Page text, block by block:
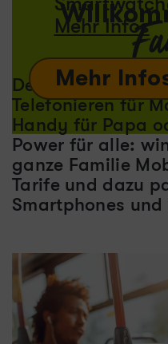
Mehr Infos
Mehr
Der beste Tarif
Telefonieren für
Handy für Papa
Power für alle:
ganze Familie
Tarife und dazu
Smartphones und